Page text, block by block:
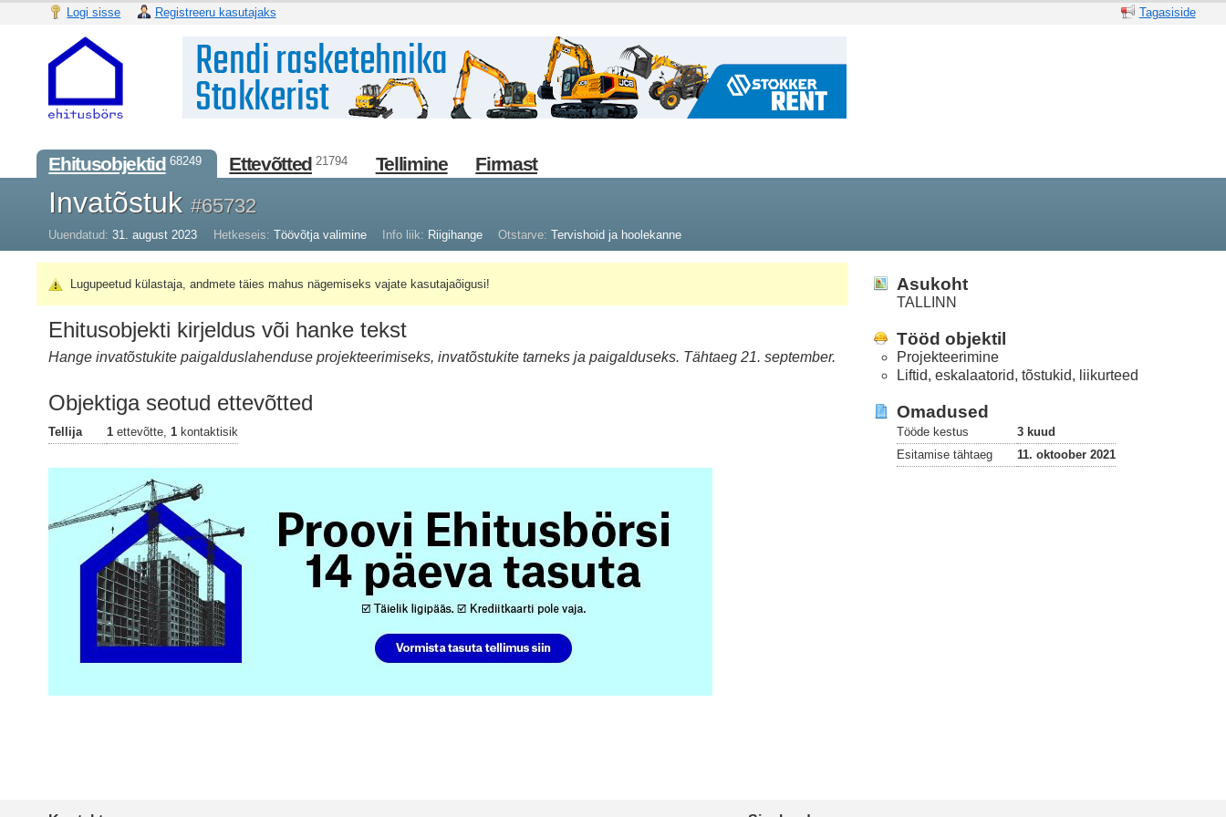
Logi sisse Registreeru kasutajaks Tagasiside
Ehitusobjektid 68249 Ettevõtted 21794 Tellimine Firmast
Invatõstuk#65732
Uuendatud: 31. august 2023 Hetkeseis: Töövõtja valimine Info liik: Riigihange Otstarve: Tervishoid ja hoolekanne
Lugupeetud külastaja, andmete täies mahus nägemiseks vajate kasutajaõigusi!
Ehitusobjekti kirjeldus või hanke tekst
Hange invatõstukite paigalduslahenduse projekteerimiseks, invatõstukite tarneks ja paigalduseks. Tähtaeg 21. september.
Objektiga seotud ettevõtted
Tellija 1 ettevõtte, 1 kontaktisik
Asukoht
TALLINN
Tööd objektil
Projekteerimine
Liftid, eskalaatorid, tõstukid, liikurteed
Omadused
Tööde kestus
3 kuud
Esitamise tähtaeg
11. oktoober 2021